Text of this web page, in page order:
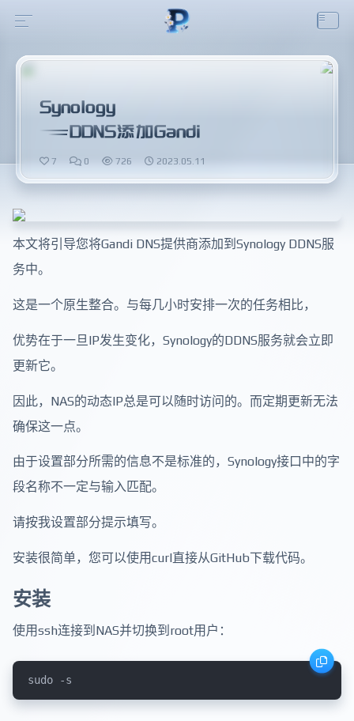
Synology
DDNS添加Gandi
7 0 726 2023.05.11
本文将引导您将Gandi DNS提供商添加到Synology DDNS服
务中。
这是一个原生整合。与每几小时安排一次的任务相比，
优势在于一旦IP发生变化，Synology的DDNS服务就会立即
更新它。
因此，NAS的动态IP总是可以随时访问的。而定期更新无法
确保这一点。
由于设置部分所需的信息不是标准的，Synology接口中的字
段名称不一定与输入匹配。
请按我设置部分提示填写。
安装很简单，您可以使用curl直接从GitHub下载代码。
安装
使用ssh连接到NAS并切换到root用户：
sudo -s